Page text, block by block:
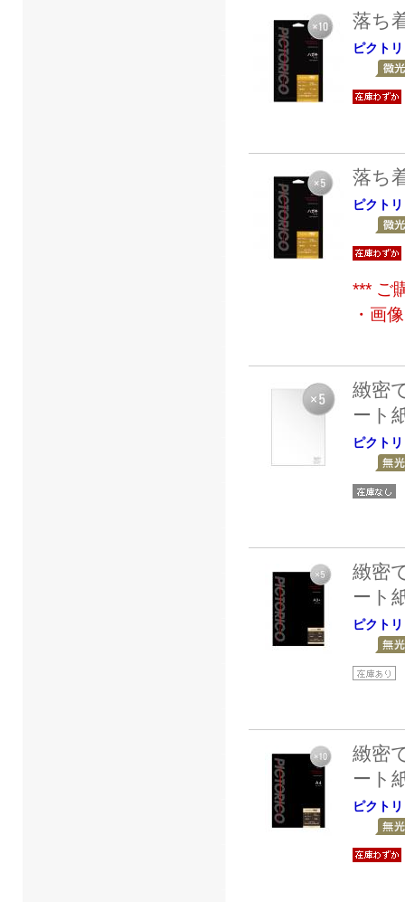
落ち
ピクト
落ち
ピクト
*** ご
・画
緻密
ート
ピクト
緻密
ート
ピクト
緻密
ート
ピクト